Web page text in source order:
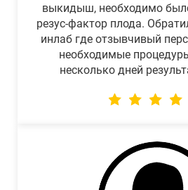
выкидыш, необходимо
резус-фактор плода.
инлаб где отзывчивый
необходимые
несколько дней